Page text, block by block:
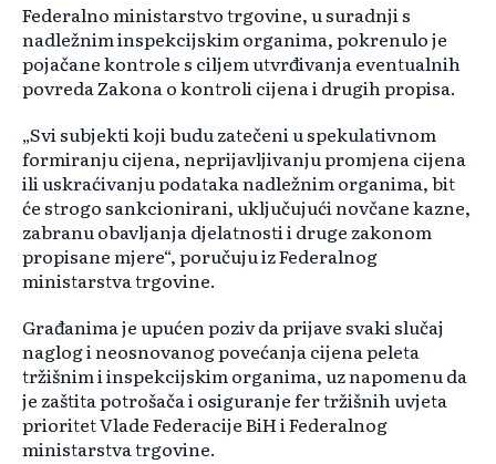
Federalno ministarstvo trgovine, u suradnji s
nadležnim inspekcijskim organima, pokrenulo je
pojačane kontrole s ciljem utvrđivanja eventualnih
povreda Zakona o kontroli cijena i drugih propisa.
„Svi subjekti koji budu zatečeni u spekulativnom
formiranju cijena, neprijavljivanju promjena cijena
ili uskraćivanju podataka nadležnim organima, bit
će strogo sankcionirani, uključujući novčane kazne,
zabranu obavljanja djelatnosti i druge zakonom
propisane mjere“, poručuju iz Federalnog
ministarstva trgovine.
Građanima je upućen poziv da prijave svaki slučaj
naglog i neosnovanog povećanja cijena peleta
tržišnim i inspekcijskim organima, uz napomenu da
je zaštita potrošača i osiguranje fer tržišnih uvjeta
prioritet Vlade Federacije BiH i Federalnog
ministarstva trgovine.